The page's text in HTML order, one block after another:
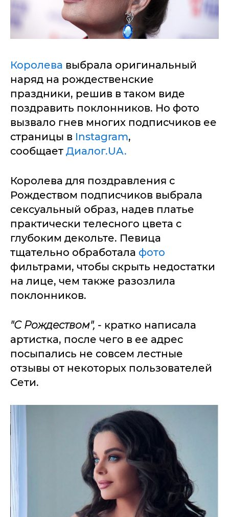
Королева выбрала оригинальный
наряд на рождественские
праздники, решив в таком виде
поздравить поклонников. Но фото
вызвало гнев многих подписчиков ее
страницы в Instagram,
сообщает Диалог.UA.
Королева для поздравления с
Рождеством подписчиков выбрала
сексуальный образ, надев платье
практически телесного цвета с
глубоким декольте. Певица
тщательно обработала фото
фильтрами, чтобы скрыть недостатки
на лице, чем также разозлила
поклонников.
"С Рождеством", - кратко написала
артистка, после чего в ее адрес
посыпались не совсем лестные
отзывы от некоторых пользователей
Сети.